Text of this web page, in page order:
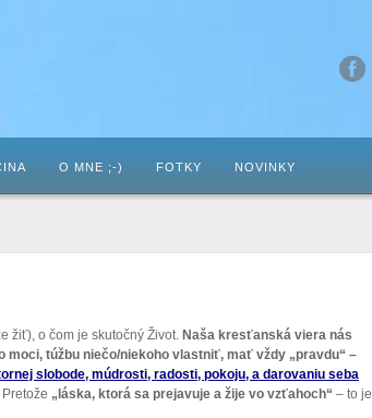
O MNE ;-) FOTKY NOVINKY
žiť), o čom je skutočný Život. Naša kresťanská viera nás
moci, túžbu niečo/niekoho vlastniť, mať vždy „pravdu“ –
slobode, múdrosti, radosti, pokoju, a darovaniu seba
Pretože „láska, ktorá sa prejavuje a žije vo vzťahoch“ – to je